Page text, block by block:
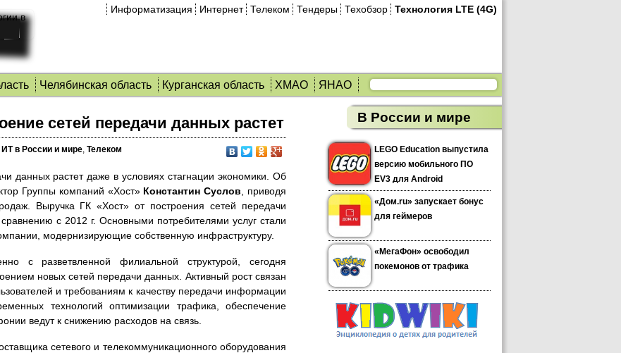
Информатизация Интернет Телеком Тендеры Техобзор Технология LTE (4G)
Челябинская область Курганская область ХМАО ЯНАО
сетей передачи данных растет
ИТ в России и мире, Телеком
данных растет даже в условиях стагнации экономики. Об
Группы компаний «Хост» Константин Суслов , приводя
Выручка ГК «Хост» от построения сетей передачи
с 2012 г. Основными потребителями услуг стали
модернизирующие собственную инфраструктуру.
с разветвленной филиальной структурой, сегодня
новых сетей передачи данных. Активный рост связан
и требованиям к качеству передачи информации
технологий оптимизации трафика, обеспечение
ведут к снижению расходов на связь.
сетевого и телекоммуникационного оборудования
В России и мире
LEGO Education выпустила
версию мобильного ПО
EV3 для Android
«Дом.ru» запускает бонус
для геймеров
«МегаФон» освободил
покемонов от трафика